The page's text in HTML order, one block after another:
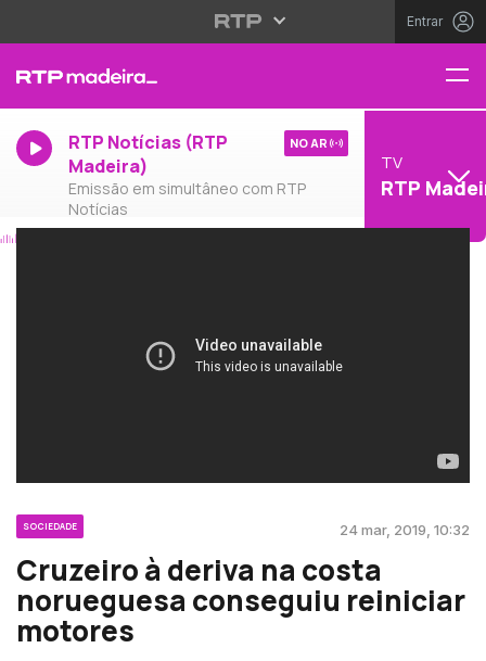
Entrar
RTP Notícias (RTP
Madeira)
Emissão em simultâneo com RTP
Notícias
NO AR
TV
RTP
SOCIEDADE 24 mar, 2019, 10:32
Cruzeiro à deriva na costa
norueguesa conseguiu reiniciar
motores